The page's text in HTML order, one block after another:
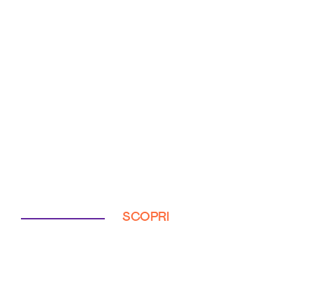
SCOPRI